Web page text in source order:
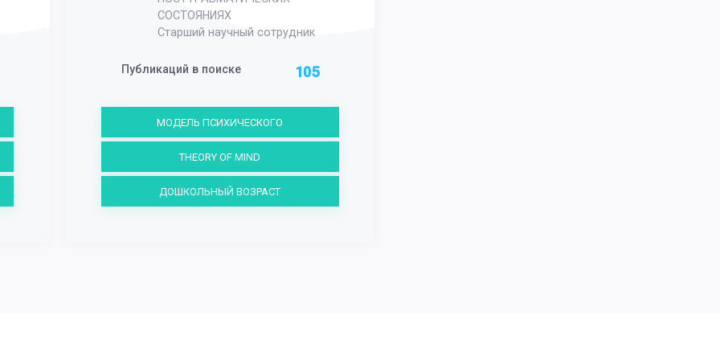
СОСТОЯНИЯХ
Старший научный сотрудник
Публикаций в поиске 105
МОДЕЛЬ ПСИХИЧЕСКОГО
THEORY OF MIND
ДОШКОЛЬНЫЙ ВОЗРАСТ